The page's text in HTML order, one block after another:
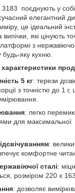
3183 поєднують у собі
елегантний
це ідеальний
випічки, які цінують
з
яку кухню.
5 кг: терези
з точністю до 1
: легко
для максимальної
:
комфортне
сталі:
розміром 220 x
: дозволяє